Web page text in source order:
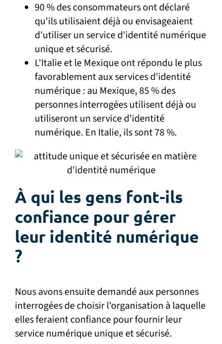
90 % des consommateurs ont déclaré
qu'ils utilisaient déjà ou envisageaient
d'utiliser un service d'identité numérique
unique et sécurisé.
L'Italie et le Mexique ont répondu le plus
favorablement aux services d'identité
numérique : au Mexique, 85 % des
personnes interrogées utilisent déjà ou
utiliseront un service d'identité
numérique. En Italie, ils sont 78 %.
À qui les gens font-ils
confiance pour gérer
leur identité numérique
?
Nous avons ensuite demandé aux personnes
interrogées de choisir l'organisation à laquelle
elles feraient confiance pour fournir leur
service numérique unique et sécurisé.